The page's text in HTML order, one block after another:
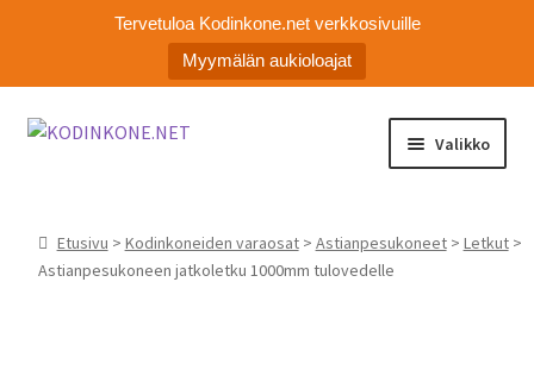
Tervetuloa Kodinkone.net verkkosivuille
Myymälän aukioloajat
Siirry
Siirry
Valikko
tason
Ota yhteyttä
Etusivu > Kodinkoneiden varaosat> Astianpesukoneet> Letkut>
Astianpesukoneen jatkoletku 1000mm tulovedelle